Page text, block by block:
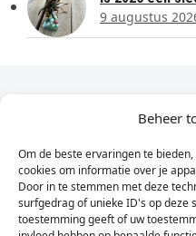
Beheer
Om de beste ervaringen te
cookies om informatie over je
Door in te stemmen met deze
surfgedrag of unieke ID's op deze
toestemming geeft of uw
9 augustus
Dagelijks het
Vul
hier
je
e-